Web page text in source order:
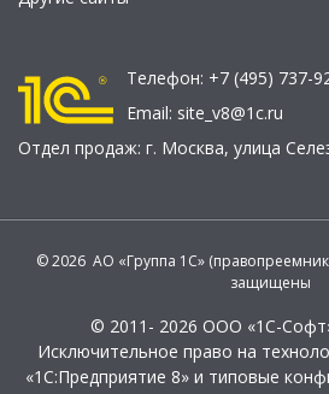
Телефон: +7 (495) 737-
Email: site_v8@1c.ru
Отдел продаж: г. Москва, улица
© 2026 АО «Группа 1С» (правопреемник
защищены
© 2011- 2026 ООО «1С-
Исключительное право на
«1С:Предприятие 8» и типовые